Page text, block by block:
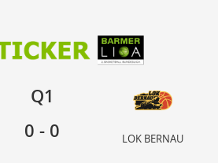
LOK BERNAU
Q1
0 - 0 LOK BERNAU